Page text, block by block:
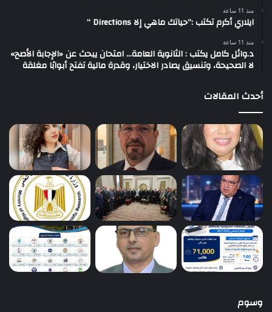
منذ 11 ساعة
ايلاري أكرم تكتب :”حياتك ماهي إلا Directions “
منذ 11 ساعة
د.وائل كامل يكتب : الثانوية العامة… امتحان يبحث عن «الإجابة الأصح»
لا الصحيحة، وتنسيق يصادر الاختيار، وقدرة مالية تفتح أبوابًا مغلقة
أحدث المقالات
وسوم